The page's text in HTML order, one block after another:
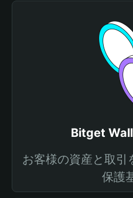
Bitget
お客様の資産と取
保護